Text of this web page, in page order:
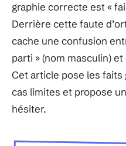
graphie correcte est «
Derrière cette faute
cache une confusion
parti » (nom masculin)
Cet article pose les
cas limites et propose
hésiter.